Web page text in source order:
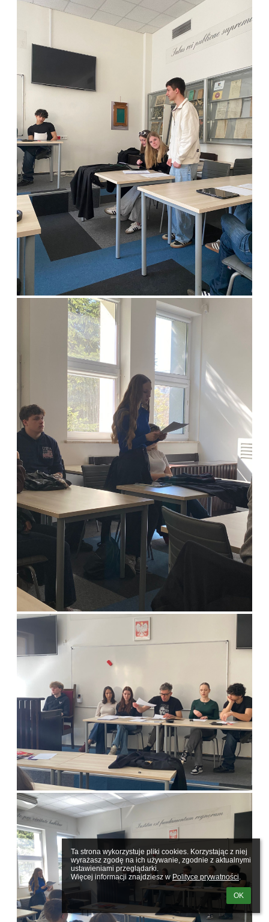
Ta strona wykorzystuje pliki cookies. Korzystając z niej
wyrażasz zgodę na ich używanie, zgodnie z aktualnymi
ustawieniami przeglądarki.
Więcej informacji znajdziesz w Polityce prywatności.
OK